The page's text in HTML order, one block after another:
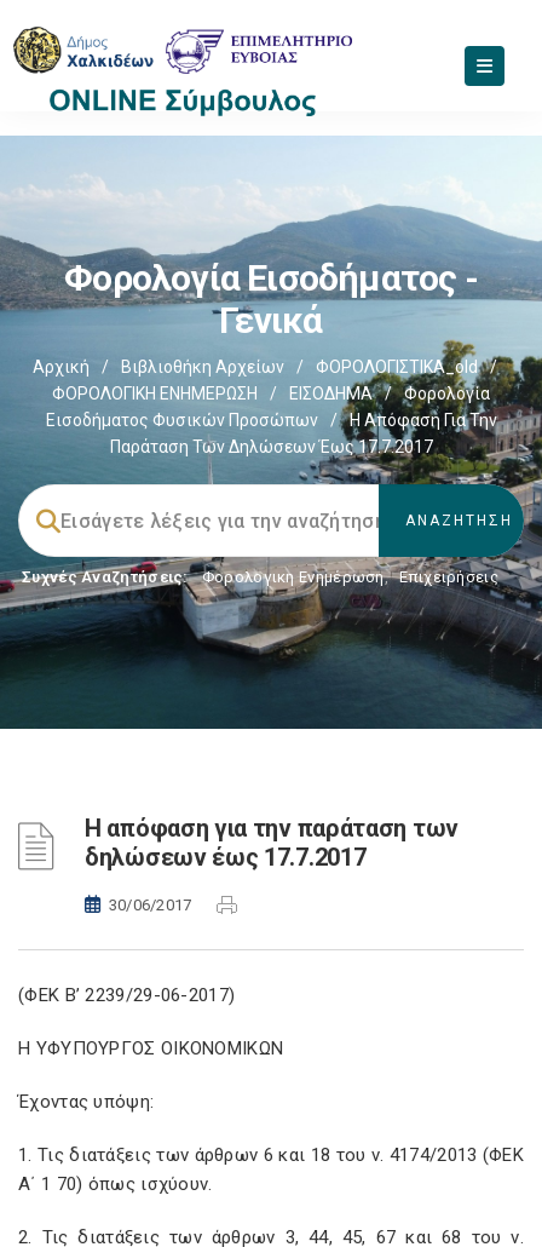
Φορολογία Εισοδήματος -
Γενικά
Αρχική / Βιβλιοθήκη Αρχείων / ΦΟΡΟΛΟΓΙΣΤΙΚΑ_old
/
ΦΟΡΟΛΟΓΙΚΗ ΕΝΗΜΕΡΩΣΗ
/ ΕΙΣΟΔΗΜΑ /
Φορολογία
Εισοδήματος Φυσικών Προσώπων
/
Η Απόφαση Για Την
Παράταση Των Δηλώσεων Έως 17.7.2017
Συχνές Αναζητήσεις: Φορολογικη Ενημέρωση, Επιχειρήσεις
Η απόφαση για την παράταση των
δηλώσεων έως 17.7.2017
30/06/2017
(ΦΕΚ Β’ 2239/29-06-2017)
Η ΥΦΥΠΟΥΡΓΟΣ ΟΙΚΟΝΟΜΙΚΩΝ
Έχοντας υπόψη:
1. Τις διατάξεις των άρθρων 6 και 18 του ν. 4174/2013 (ΦΕΚ
Α΄ 1 70) όπως ισχύουν.
2. Τις διατάξεις των άρθρων 3, 44, 45, 67 και 68 του ν.